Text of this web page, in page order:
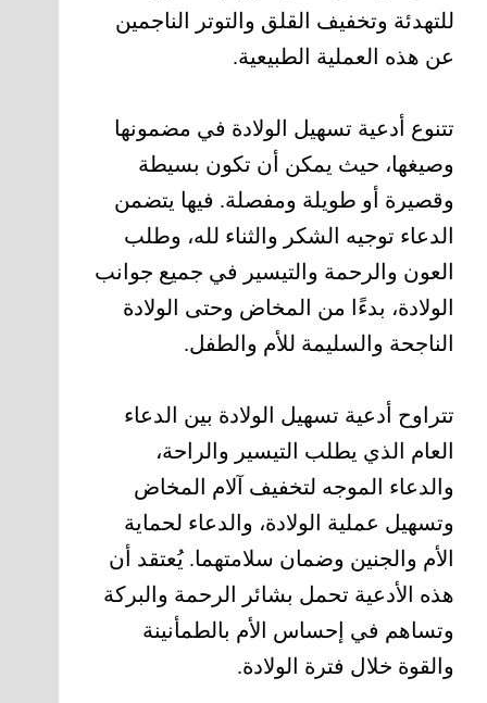
للتهدئة وتخفيف القلق والتوتر الناجمين
عن هذه العملية الطبيعية.
تتنوع أدعية تسهيل الولادة في مضمونها
وصيغها، حيث يمكن أن تكون بسيطة
وقصيرة أو طويلة ومفصلة. فيها يتضمن
الدعاء توجيه الشكر والثناء لله، وطلب
العون والرحمة والتيسير في جميع جوانب
الولادة، بدءًا من المخاض وحتى الولادة
الناجحة والسليمة للأم والطفل.
تتراوح أدعية تسهيل الولادة بين الدعاء
العام الذي يطلب التيسير والراحة،
والدعاء الموجه لتخفيف آلام المخاض
وتسهيل عملية الولادة، والدعاء لحماية
الأم والجنين وضمان سلامتهما. يُعتقد أن
هذه الأدعية تحمل بشائر الرحمة والبركة
وتساهم في إحساس الأم بالطمأنينة
والقوة خلال فترة الولادة.